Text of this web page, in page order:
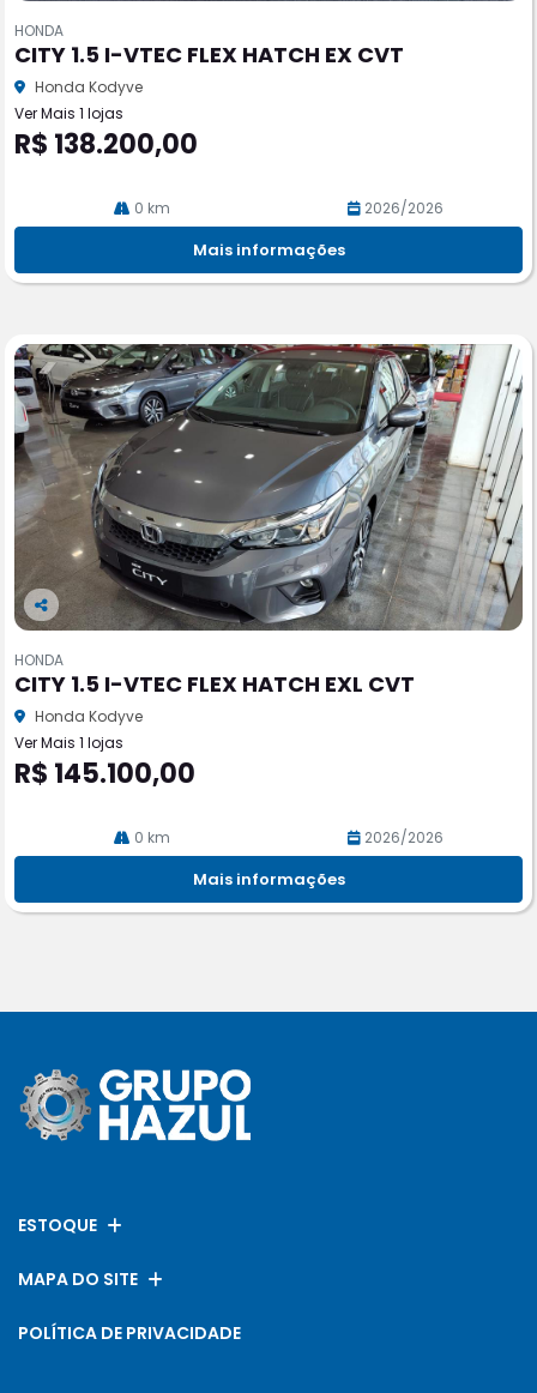
pa
rtil
he
HONDA
CITY 1.5 I-VTEC FLEX HATCH EX CVT
Honda Kodyve
Ver Mais 1 lojas
R$ 138.200,00
0 km 2026/2026
Mais informações
Co
pa
rtil
he
HONDA
CITY 1.5 I-VTEC FLEX HATCH EXL CVT
Honda Kodyve
Ver Mais 1 lojas
R$ 145.100,00
0 km 2026/2026
Mais informações
ESTOQUE
MAPA DO SITE
POLÍTICA DE PRIVACIDADE